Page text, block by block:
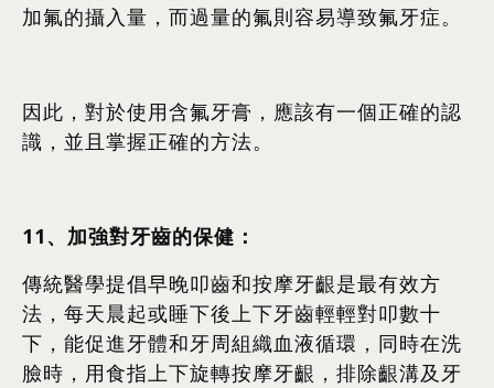
加氟的攝入量，而過量的氟則容易導致氟牙症。
因此，對於使用含氟牙膏，應該有一個正確的認
識，並且掌握正確的方法。
11 、加強對牙齒的保健：
傳統醫學提倡早晚叩齒和按摩牙齦是最有效方
法，每天晨起或睡下後上下牙齒輕輕對叩數十
下，能促進牙體和牙周組織血液循環，同時在洗
臉時，用食指上下旋轉按摩牙齦，排除齦溝及牙